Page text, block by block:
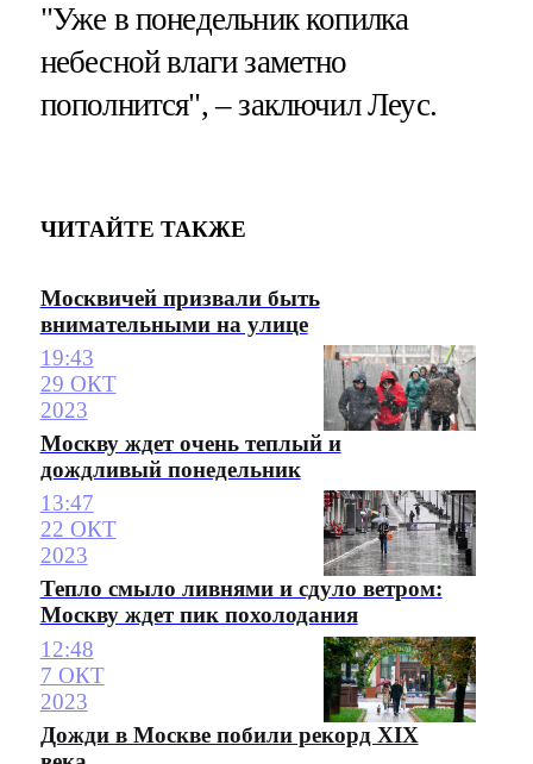
"Уже в понедельник копилка
небесной влаги заметно
пополнится", – заключил Леус.
ЧИТАЙТЕ ТАКЖЕ
Москвичей призвали быть
внимательными на улице
19:43
29 ОКТ
2023
Москву ждет очень теплый и
дождливый понедельник
13:47
22 ОКТ
2023
Тепло смыло ливнями и сдуло ветром:
Москву ждет пик похолодания
12:48
7 ОКТ
2023
Дожди в Москве побили рекорд XIX